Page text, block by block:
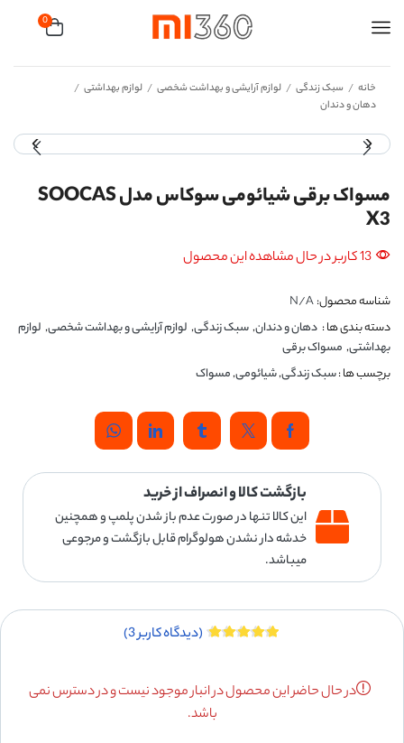
0
خانه / سبک زندگی / لوازم آرایشی و بهداشت شخصی / لوازم بهداشتی /
دهان و دندان
مسواک برقی شیائومی سوکاس مدل SOOCAS
X3
13 کاربر در حال مشاهده این محصول
شناسه محصول:N/A
دسته بندی ها : دهان و دندان,سبک زندگی, لوازم آرایشی و بهداشت شخصی, لوازم
بهداشتی, مسواک برقی
برچسب ها :سبک زندگی,شیائومی,مسواک
بازگشت کالا و انصراف از خرید
این کالا تنها در صورت عدم باز شدن پلمپ و همچنین
خدشه دار نشدن هولوگرام قابل بازگشت و مرجوعی
میباشد.
(دیدگاه کاربر3
)
در حال حاضر این محصول در انبار موجود نیست و در دسترس نمی
باشد.